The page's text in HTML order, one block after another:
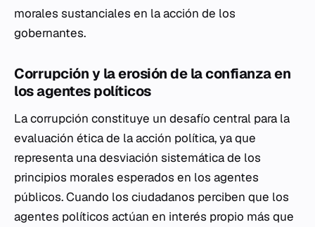
morales sustanciales en la acción de los
gobernantes.
Corrupción y la erosión de la confianza en
los agentes políticos
La corrupción constituye un desafío central para la
evaluación ética de la acción política, ya que
representa una desviación sistemática de los
principios morales esperados en los agentes
públicos. Cuando los ciudadanos perciben que los
agentes políticos actúan en interés propio más que